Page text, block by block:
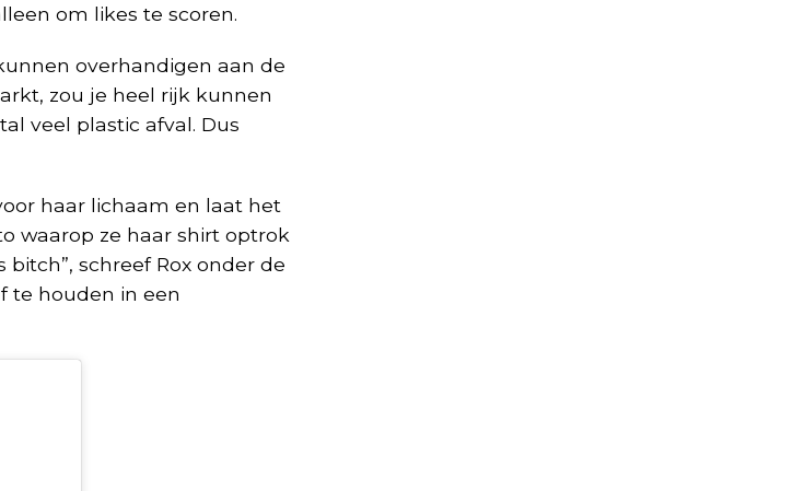
om likes te scoren.
overhandigen aan de
zou je heel rijk kunnen
veel plastic afval. Dus
haar lichaam en laat het
waarop ze haar shirt optrok
schreef Rox onder de
te houden in een